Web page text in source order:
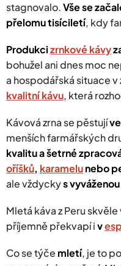
stagnovalo.Vše se
přelomu tisíciletí, kdy
Produkcizrnkové kávy
bohužel ani dnes moc
a hospodářská situace
kvalitní kávu, která
Kávová zrna se pěstují
menších farmářských
kvalitu a šetrné
oříšků, karamelunebo
ale vždyckys
Mletá káva z Peru
příjemně překvapí iv
Co se týče mletí, je to